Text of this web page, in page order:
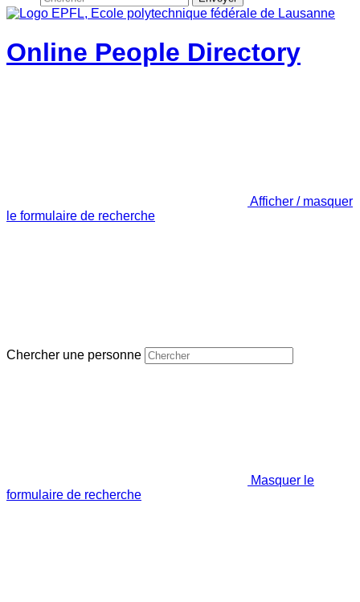
Online People Directory
Afficher / masquer
le formulaire de recherche
Chercher une personne
Masquer le
formulaire de recherche